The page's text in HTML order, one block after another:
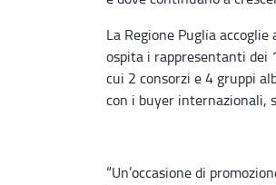
La Regione Puglia
ospita i rappresentanti dei
cui 2 consorzi e 4 gruppi
con i buyer internazionali,
“Un’occasione di